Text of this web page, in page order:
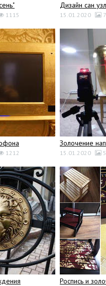
1115
Дизайн сан
15.01.2020 7
1212
Золочение
15.01.2020 5
Роспись и